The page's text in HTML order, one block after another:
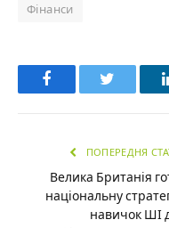
Фінанси
Facebook
ПОПЕРЕДНЯ
Велика Британія
національну
навичок ШІ